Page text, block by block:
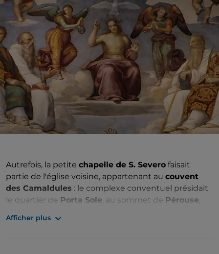
Autrefois, la petite chapelle de S. Severo faisait
partie de l'église voisine, appartenant au couvent
des Camaldules : le complexe conventuel présidait
le quartier de Porta Sole, au sommet de Pérouse,
camaldule. Au XVIIIe siècle, l'église fut reconstruite
Afficher plus